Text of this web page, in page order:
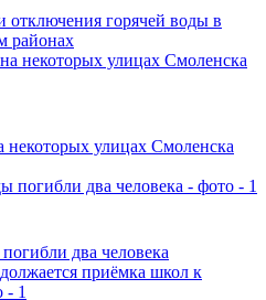
горячей воды в
районах
улицах Смоленска
два человека